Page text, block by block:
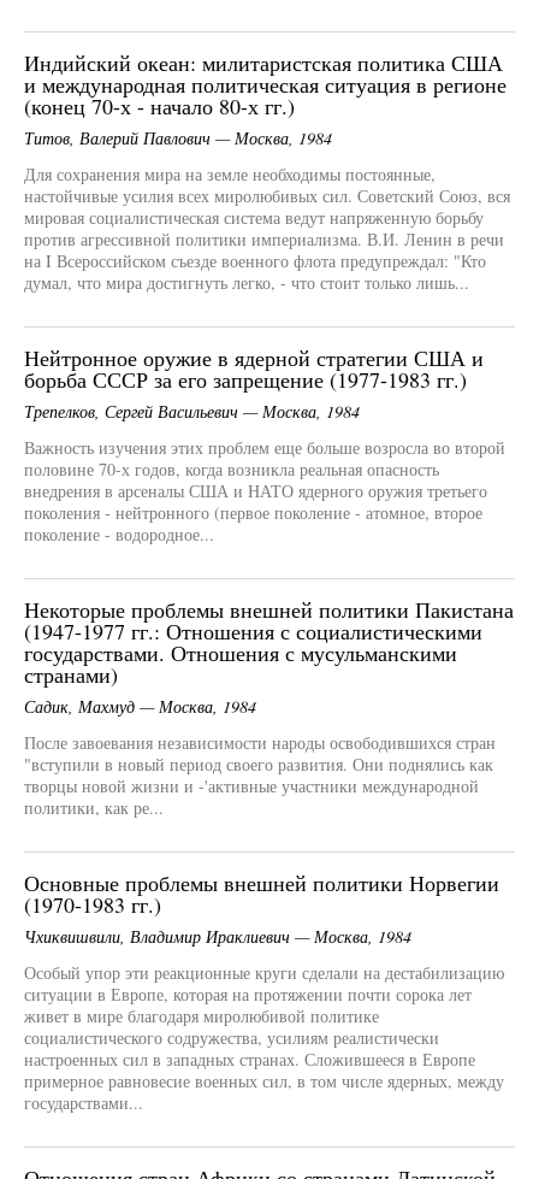
Индийский океан: милитаристская политика США
и международная политическая ситуация в регионе
(конец 70-х - начало 80-х гг.)
Титов, Валерий Павлович — Москва, 1984
Для сохранения мира на земле необходимы постоянные,
настойчивые усилия всех миролюбивых сил. Советский Союз, вся
мировая социалистическая система ведут напряженную борьбу
против агрессивной политики империализма. В.И. Ленин в речи
на I Всероссийском съезде военного флота предупреждал: "Кто
думал, что мира достигнуть легко, - что стоит только лишь...
Нейтронное оружие в ядерной стратегии США и
борьба СССР за его запрещение (1977-1983 гг.)
Трепелков, Сергей Васильевич — Москва, 1984
Важность изучения этих проблем еще больше возросла во второй
половине 70-х годов, когда возникла реальная опасность
внедрения в арсеналы США и НАТО ядерного оружия третьего
поколения - нейтронного (первое поколение - атомное, второе
поколение - водородное...
Некоторые проблемы внешней политики Пакистана
(1947-1977 гг.: Отношения с социалистическими
государствами. Отношения с мусульманскими
странами)
Садик, Махмуд — Москва, 1984
После завоевания независимости народы освободившихся стран
"вступили в новый период своего развития. Они поднялись как
творцы новой жизни и -'активные участники международной
политики, как ре...
Основные проблемы внешней политики Норвегии
(1970-1983 гг.)
Чхиквишвили, Владимир Ираклиевич — Москва, 1984
Особый упор эти реакционные круги сделали на дестабилизацию
ситуации в Европе, которая на протяжении почти сорока лет
живет в мире благодаря миролюбивой политике
социалистического содружества, усилиям реалистически
настроенных сил в западных странах. Сложившееся в Европе
примерное равновесие военных сил, в том числе ядерных, между
государствами...